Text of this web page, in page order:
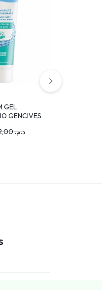
GEL
GENCIVES
د.م.92,00